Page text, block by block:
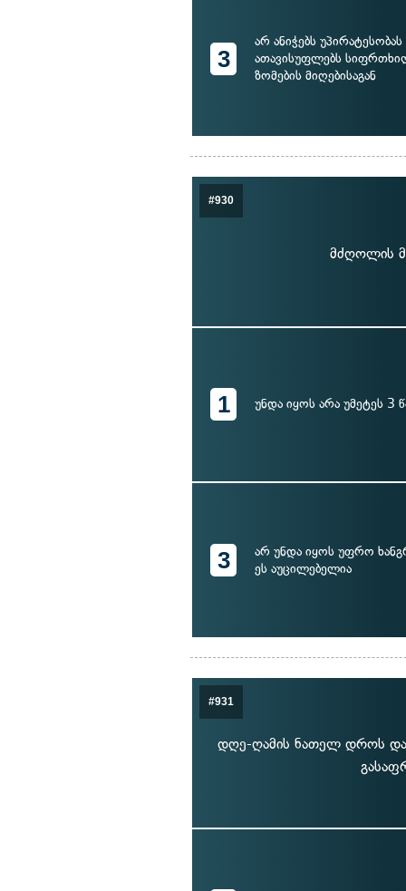
3
არ ანიჭებს
ათავისუფლებს
ზომების მიღებისაგან
#930
მძღოლის
1 უნდა იყოს არა უმეტეს 3
3
არ უნდა იყოს უფრო
ეს აუცილებელია
#931
დღე-ღამის ნათელ დროს